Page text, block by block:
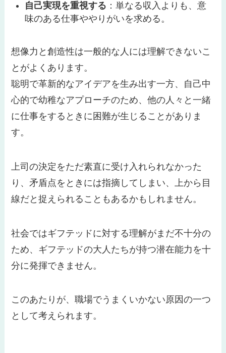
自己実現を重視する ：単なる収入よりも、意
味のある仕事ややりがいを求める。
想像力と創造性は一般的な人には理解できないこ
とがよくあります。
聡明で革新的なアイデアを生み出す一方、自己中
心的で幼稚なアプローチのため、他の人々と一緒
に仕事をするときに困難が生じることがありま
す。
上司の決定をただ素直に受け入れられなかった
り、矛盾点をときには指摘してしまい、上から目
線だと捉えられることもあるかもしれません。
社会ではギフテッドに対する理解がまだ不十分の
ため、ギフテッドの大人たちが持つ潜在能力を十
分に発揮できません。
このあたりが、職場でうまくいかない原因の一つ
として考えられます。